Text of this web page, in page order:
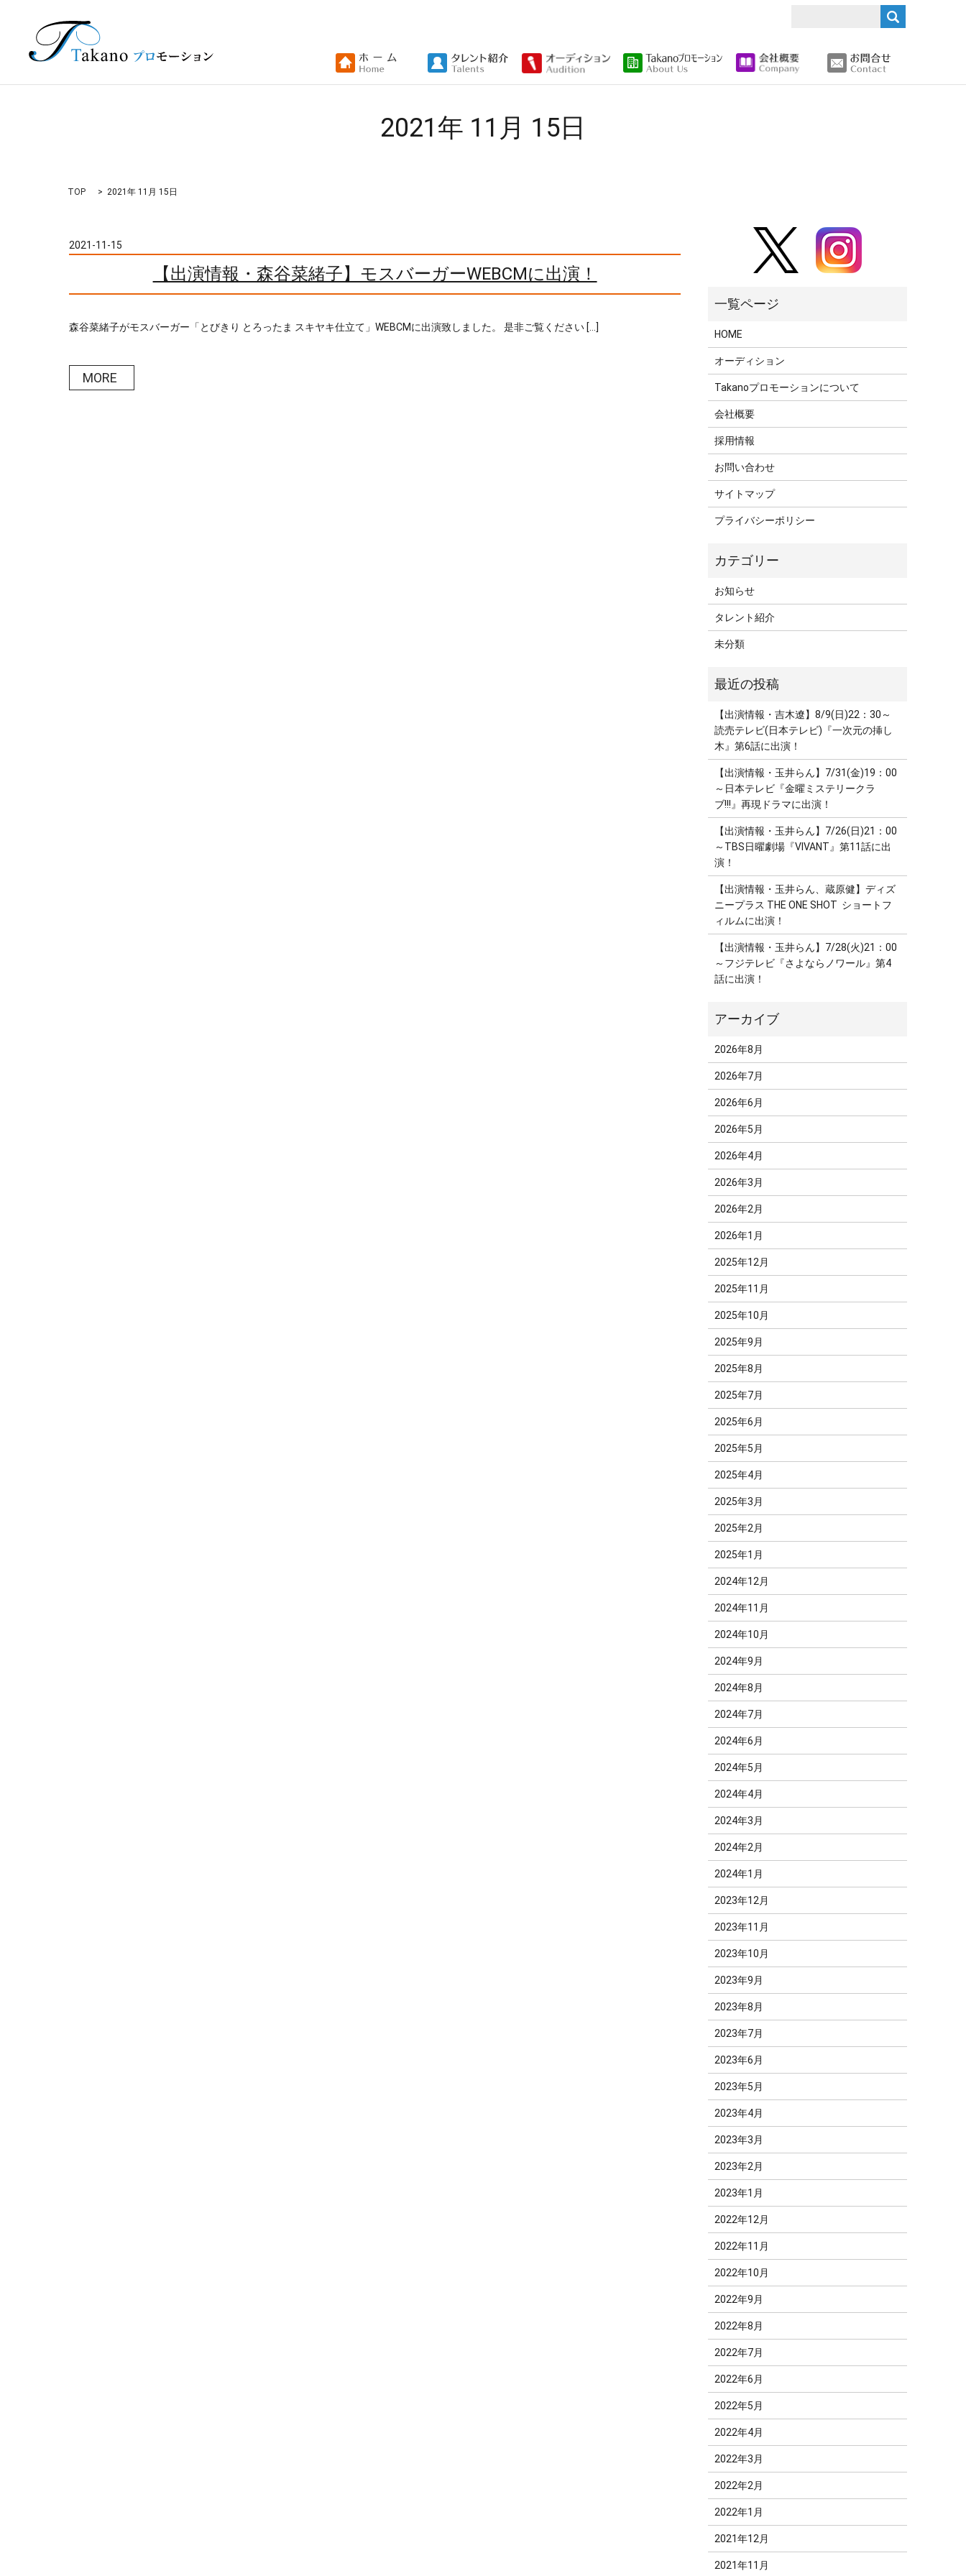
2021年 11月 15日
TOP 2021年 11月 15日
2021-11-15
【出演情報・森谷菜緒子】モスバーガーWEBCMに出演！
森谷菜緒子がモスバーガー「とびきり とろったま スキヤキ仕立て」WEBCMに出演致しました。 是非ご覧ください […]
MORE
HOME
オーディション
Takanoプロモーションについて
会社概要
採用情報
お問い合わせ
サイトマップ
プライバシーポリシー
お知らせ
タレント紹介
未分類
【出演情報・吉木遼】8/9(日)22：30～
読売テレビ(日本テレビ)『一次元の挿し
木』第6話に出演！
【出演情報・玉井らん】7/31(金)19：00
～日本テレビ『金曜ミステリークラ
ブ!!!』再現ドラマに出演！
【出演情報・玉井らん】7/26(日)21：00
～TBS日曜劇場『VIVANT』第11話に出
演！
【出演情報・玉井らん、蔵原健】ディズ
ニープラス THE ONE SHOT ショートフ
ィルムに出演！
【出演情報・玉井らん】7/28(火)21：00
～フジテレビ『さよならノワール』第4
話に出演！
2026年8月
2026年7月
2026年6月
2026年5月
2026年4月
2026年3月
2026年2月
2026年1月
2025年12月
2025年11月
2025年10月
2025年9月
2025年8月
2025年7月
2025年6月
2025年5月
2025年4月
2025年3月
2025年2月
2025年1月
2024年12月
2024年11月
2024年10月
2024年9月
2024年8月
2024年7月
2024年6月
2024年5月
2024年4月
2024年3月
2024年2月
2024年1月
2023年12月
2023年11月
2023年10月
2023年9月
2023年8月
2023年7月
2023年6月
2023年5月
2023年4月
2023年3月
2023年2月
2023年1月
2022年12月
2022年11月
2022年10月
2022年9月
2022年8月
2022年7月
2022年6月
2022年5月
2022年4月
2022年3月
2022年2月
2022年1月
2021年12月
2021年11月